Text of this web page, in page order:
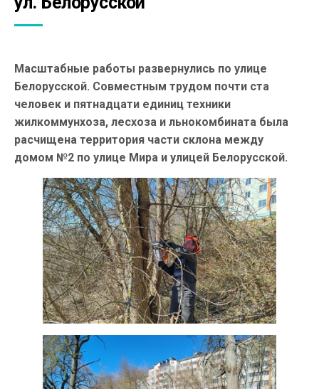
Масштабные работы развернулись по улице
Белорусской. Совместным трудом почти ста
человек и пятнадцати единиц техники
жилкоммунхоза, лесхоза и льнокомбината была
расчищена территория части склона между
домом №2 по улице Мира и улицей Белорусской.